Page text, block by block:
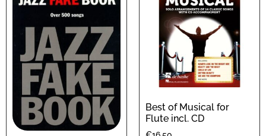
Best of Musical for
Flute incl. CD